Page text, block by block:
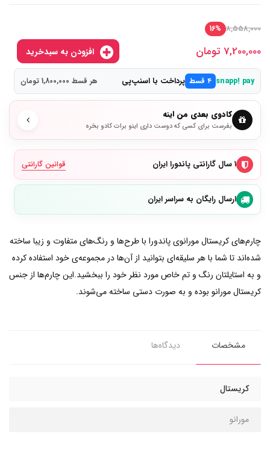
8,558,000
16%
7,200,000 تومان
snapp! pay ۴ قسط پرداخت با اسنپ‌پی هر قسط 1,800,000 تومان
کادوی بعدی من اینه
بفرست برای کسی که دوست داری اینو برات کادو بخره
۱ سال گارانتی پاندورا ایران قوانین گارانتی
ارسال رایگان به سراسر ایران
چارم‌های کریستال مورانو‌ی پاندورا با طرح‌ها و رنگ‌های متفاوت و زیبا ساخته
شده‌اند تا شما با هر سلیقه‌ای بتوانید از آن‌ها در مجموعه‌ی خود استفاده کرده
و به استایلتان رنگ و تم خاص مورد نظر خود را ببخشید.این چارم‌ها از جنس
کریستال مورانو بوده و به صورت دستی ساخته می‌شوند.
مشخصات دیدگاه‌ها
کریستال
مورانو